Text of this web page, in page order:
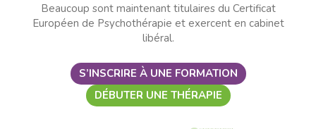
Beaucoup sont maintenant titulaires du Certificat
Européen de Psychothérapie et exercent en cabinet
libéral.
S’INSCRIRE À UNE FORMATION
DÉBUTER UNE THÉRAPIE